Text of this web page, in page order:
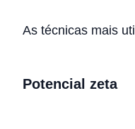
As técnicas mais
Potencial zeta